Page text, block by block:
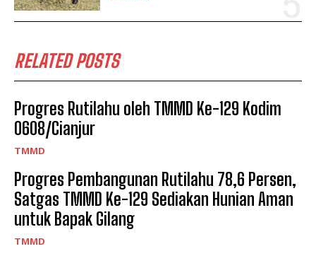
RELATED POSTS
Progres Rutilahu oleh TMMD Ke-129 Kodim
0608/Cianjur
TMMD
Progres Pembangunan Rutilahu 78,6 Persen,
Satgas TMMD Ke-129 Sediakan Hunian Aman
untuk Bapak Gilang
TMMD